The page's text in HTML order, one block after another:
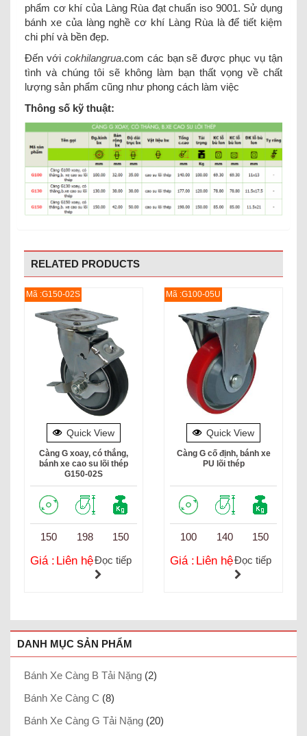
phẩm cơ khí của Làng Rùa đạt chuẩn iso 9001. Sử dụng
bánh xe của làng nghề cơ khí Làng Rùa là để tiết kiệm
chi phí và bền đẹp.
Đến với cokhilangrua.com các bạn sẽ được phục vụ tận
tình và chúng tôi sẽ không làm bạn thất vọng về chất
lượng sản phẩm cũng như phong cách làm việc
Thông số kỹ thuật:
RELATED PRODUCTS
Mã :G150-02S
Quick View
Càng G xoay, có thắng,
bánh xe cao su lõi thép
G150-02S
150 198 150
Giá : Liên hệĐọc tiếp
Mã :G100-05U
Quick View
Càng G cố định, bánh xe
PU lõi thép
100 140 150
Giá : Liên hệĐọc tiếp
DANH MỤC SẢN PHẨM
Bánh Xe Càng B Tải Nặng (2)
Bánh Xe Càng C (8)
Bánh Xe Càng G Tải Nặng (20)